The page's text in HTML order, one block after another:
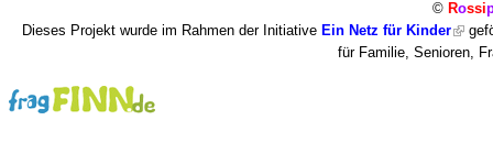
© Rossi
Dieses Projekt wurde im Rahmen der Initiative Ein Netz für Kinder
für Familie, Senioren,